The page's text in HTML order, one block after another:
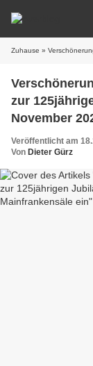
Zuhause » Verschönerungsverein
zur
November
ein
Veröffentlicht am
Von Dieter Gürz